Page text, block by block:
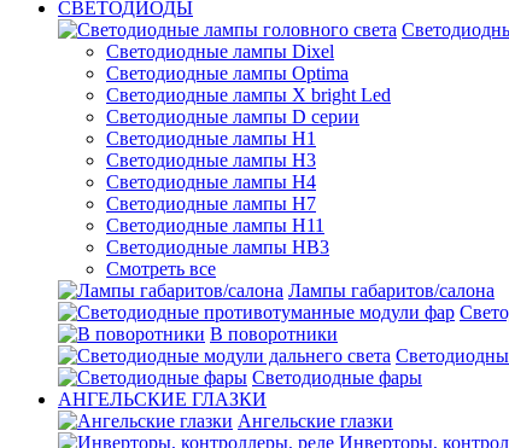
СВЕТОДИОДЫ
Светодиодные лампы Dixel
Светодиодные лампы Optima
Светодиодные лампы X bright Led
Светодиодные лампы D серии
Светодиодные лампы H1
Светодиодные лампы H3
Светодиодные лампы H4
Светодиодные лампы H7
Светодиодные лампы H11
Светодиодные лампы HB3
Смотреть все
Лампы габаритов/салона
В поворотники
Светодиодные фары
АНГЕЛЬСКИЕ ГЛАЗКИ
Ангельские глазки
Инверторы,